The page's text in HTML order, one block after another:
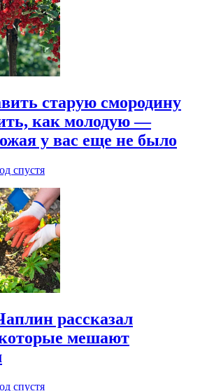
старую смородину
как молодую —
у вас еще не было
спустя
рассказал
мешают
спустя